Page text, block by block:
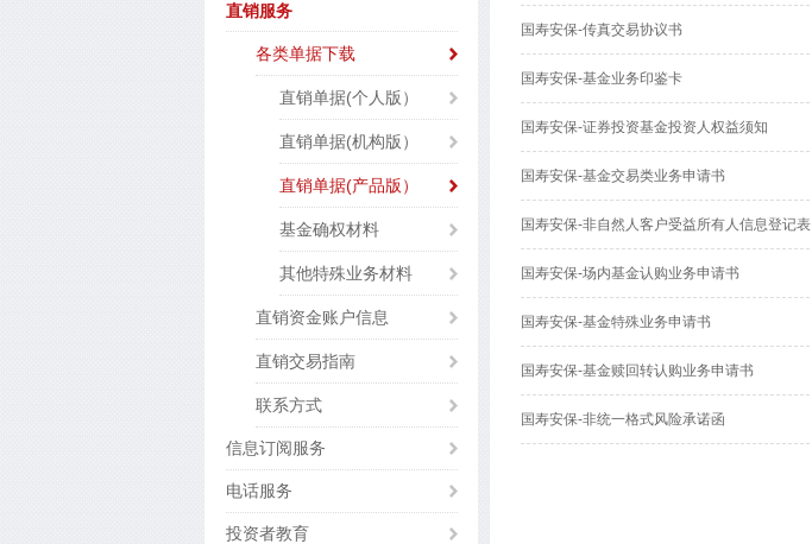
直销服务
各类单据下载
直销单据(个人版）
直销单据(机构版）
直销单据(产品版）
基金确权材料
其他特殊业务材料
直销资金账户信息
直销交易指南
联系方式
信息订阅服务
电话服务
投资者教育
国寿安保-传真交易协议书
国寿安保-基金业务印鉴卡
国寿安保-证券投资基金投资人权益须知
国寿安保-基金交易类业务申请书
国寿安保-非自然人客户受益所有人信息登记表
国寿安保-场内基金认购业务申请书
国寿安保-基金特殊业务申请书
国寿安保-基金赎回转认购业务申请书
国寿安保-非统一格式风险承诺函